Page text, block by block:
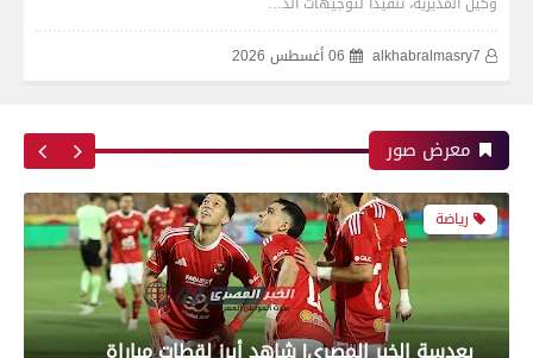
alkhabralmasry7
06 أغسطس 2026
معرض صور
بعدسة الخبر المصري| شاهد أبرز لقطات مباراة زد و
بيراميدز فى نهائى كأس مصر
رياضة